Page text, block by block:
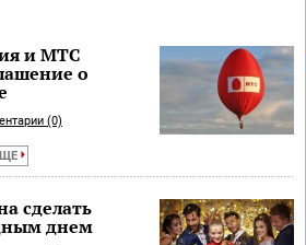
и МТС
о
(0)
сделать
днем